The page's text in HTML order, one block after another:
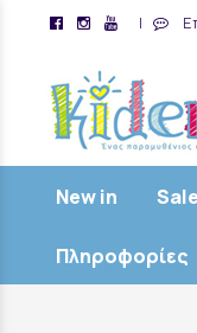
|
New in
Πληροφορίες